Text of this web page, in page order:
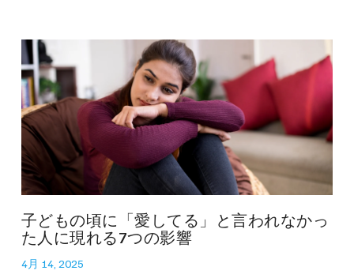
子どもの頃に「愛してる」と言われなかっ
た人に現れる7つの影響
4月 14, 2025